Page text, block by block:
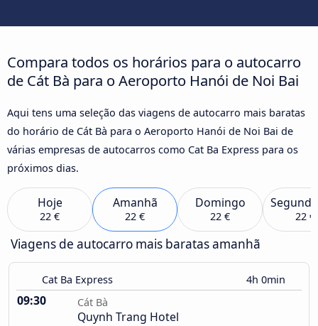
Compara todos os horários para o autocarro
de Cát Bà para o Aeroporto Hanói de Noi Bai
Aqui tens uma seleção das viagens de autocarro mais baratas
do horário de Cát Bà para o Aeroporto Hanói de Noi Bai de
várias empresas de autocarros como Cat Ba Express para os
próximos dias.
Hoje
22 €
Amanhã
22 €
Domingo
22 € 22 €
Viagens de autocarro mais baratas amanhã
Cat Ba Express 4h 0min
09:30 Cát Bà
Quynh Trang Hotel